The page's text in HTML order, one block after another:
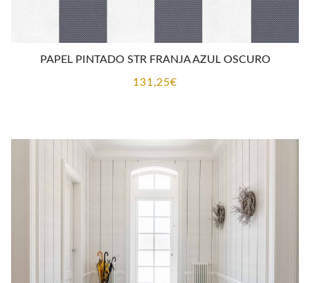
PAPEL PINTADO STR FRANJA AZUL OSCURO
131,25€